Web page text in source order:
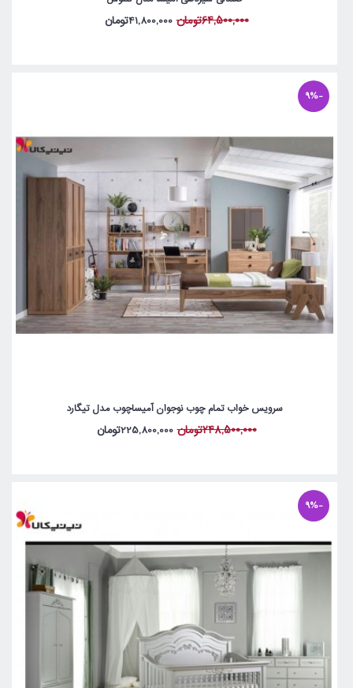
64,500,000تومان 41,800,000تومان
-9%
سرویس خواب تمام چوب نوجوان آمیساچوب مدل تیگارد
248,500,000تومان 225,800,000تومان
-9%